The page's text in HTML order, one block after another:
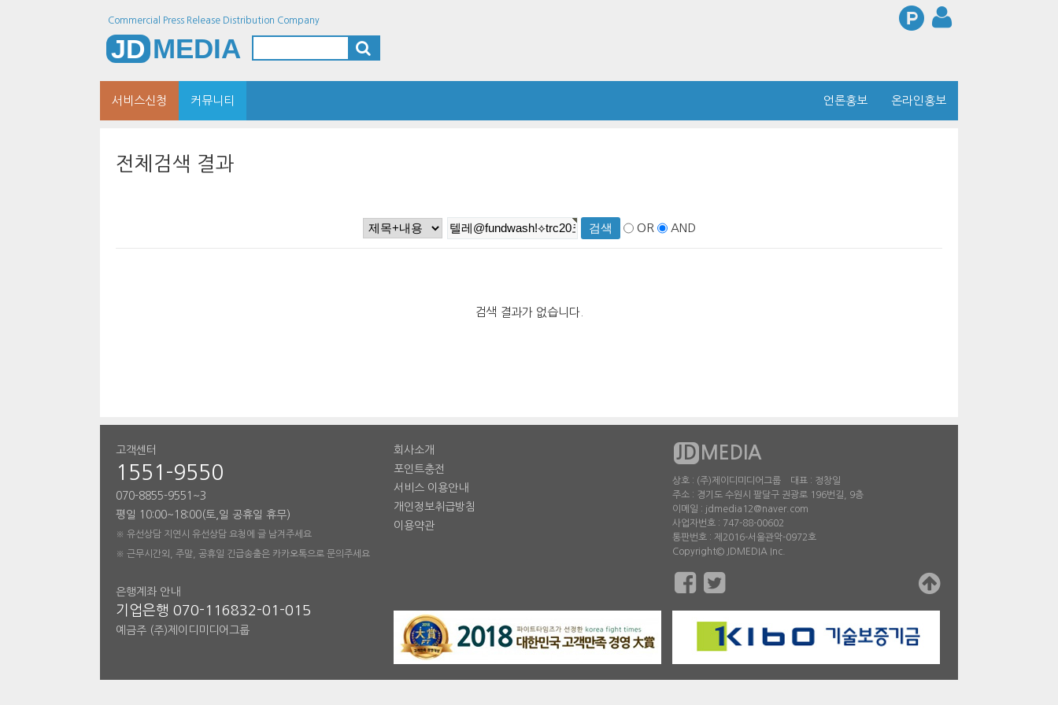
Commercial Press Release Distribution Company
JD MEDIA
서비스신청 커뮤니티 온라인홍보
언론홍보
전체검색 결과
OR AND
검색 결과가 없습니다.
고객센터
1551-9550
070-8855-9551~3
평일 10:00~18:00(토,일 공휴일 휴무)
※ 유선상담 지연시 유선상담 요청에 글 남겨주세요
※ 근무시간외, 주말, 공휴일 긴급송출은 카카오톡으로 문의주세요
은행계좌 안내
기업은행 070-116832-01-015
예금주 (주)제이디미디어그룹
회사소개
포인트충전
서비스 이용안내
개인정보취급방침
이용약관
JD MEDIA
상호 : (주)제이디미디어그룹 대표 : 정창일
주소 : 경기도 수원시 팔달구 권광로 196번길, 9층
이메일 : jdmedia12@naver.com
사업자번호 : 747-88-00602
통판번호 : 제2016-서울관악-0972호
Copyright© JDMEDIA Inc.